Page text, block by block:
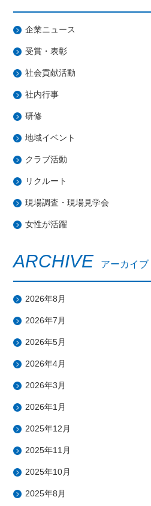
企業ニュース
受賞・表彰
社会貢献活動
社内行事
研修
地域イベント
クラブ活動
リクルート
現場調査・現場見学会
女性が活躍
ARCHIVE アーカイブ
2026年8月
2026年7月
2026年5月
2026年4月
2026年3月
2026年1月
2025年12月
2025年11月
2025年10月
2025年8月